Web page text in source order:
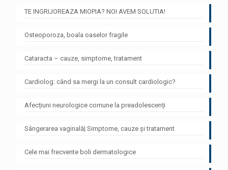
TE INGRIJOREAZA MIOPIA? NOI AVEM SOLUTIA!
Osteoporoza, boala oaselor fragile
Cataracta – cauze, simptome, tratament
Cardiolog: când sa mergi la un consult cardiologic?
Afecțiuni neurologice comune la preadolescenți
Sângerarea vaginală| Simptome, cauze și tratament
Cele mai frecvente boli dermatologice